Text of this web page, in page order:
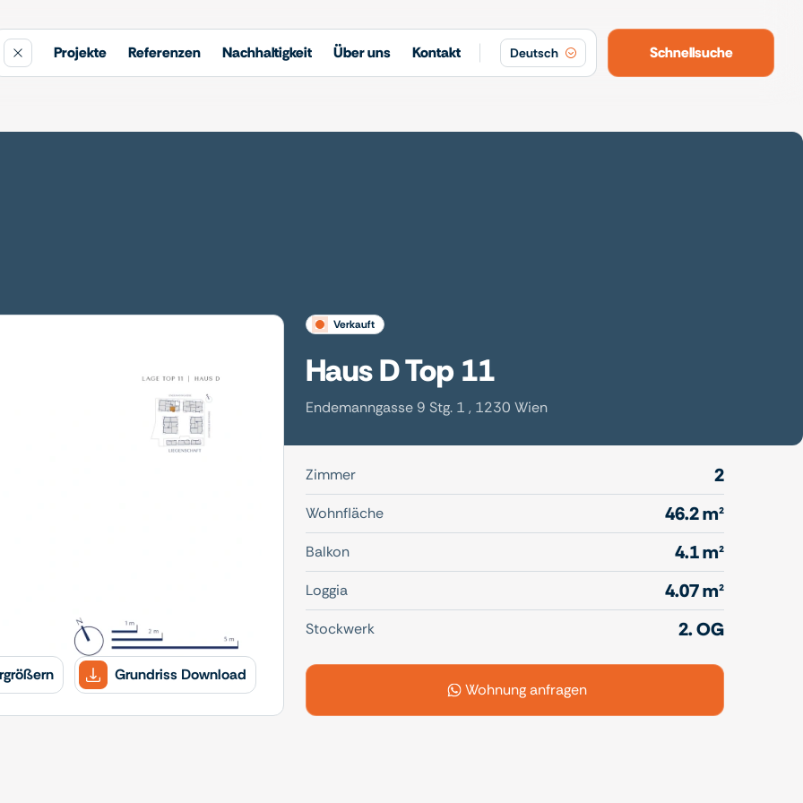
Projekte Referenzen Nachhaltigkeit Über uns Kontakt Deutsch Schnellsuche
Grundriss Download
verkauft
Haus D Top 11
Endemanngasse 9 Stg. 1 , 1230 Wien
Zimmer 2
Wohnfläche 46.2 m²
Balkon 4.1 m²
Loggia 4.07 m²
Stockwerk 2. OG
Wohnung anfragen